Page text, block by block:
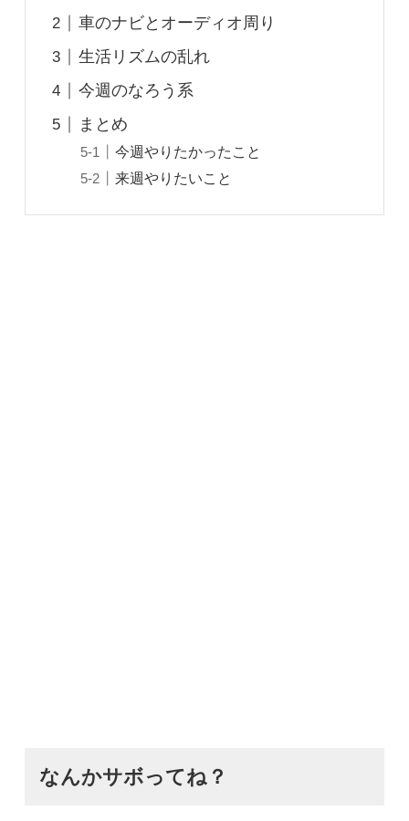
車のナビとオーディオ周り
生活リズムの乱れ
今週のなろう系
まとめ
今週やりたかったこと
来週やりたいこと
なんかサボってね？